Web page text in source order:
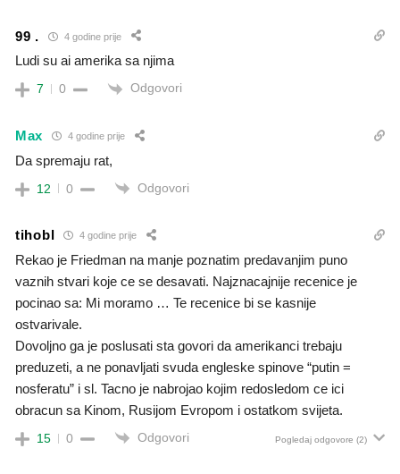
99 . 4 godine prije
Ludi su ai amerika sa njima
7 0 Odgovori
Max 4 godine prije
Da spremaju rat,
12 0 Odgovori
tihobl 4 godine prije
Rekao je Friedman na manje poznatim predavanjim puno
vaznih stvari koje ce se desavati. Najznacajnije recenice je
pocinao sa: Mi moramo … Te recenice bi se kasnije
ostvarivale.
Dovoljno ga je poslusati sta govori da amerikanci trebaju
preduzeti, a ne ponavljati svuda engleske spinove “putin =
nosferatu” i sl. Tacno je nabrojao kojim redosledom ce ici
obracun sa Kinom, Rusijom Evropom i ostatkom svijeta.
15 0 Odgovori Pogledaj odgovore (2)